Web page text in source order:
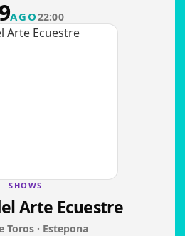
AGO22:00
SHOWS
Arte Ecuestre
Toros · Estepona